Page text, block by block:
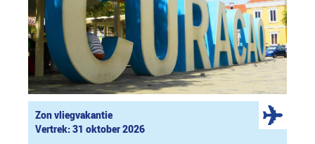
Zon vliegvakantie
Vertrek: 31 oktober 2026